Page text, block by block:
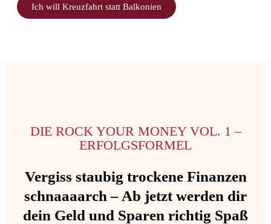
Ich will Kreuzfahrt statt Balkonien
DIE ROCK YOUR MONEY VOL. 1 –
ERFOLGSFORMEL
Vergiss staubig trockene Finanzen
schnaaaarch – Ab jetzt werden dir
dein Geld und Sparen richtig Spaß